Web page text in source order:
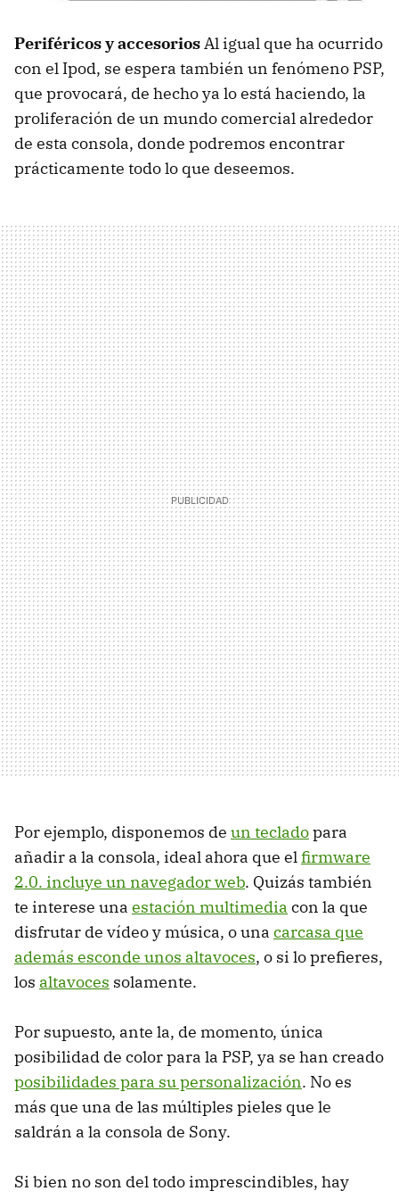
Periféricos y accesoriosAl igual que ha ocurrido
con el Ipod, se espera también un fenómeno PSP,
que provocará, de hecho ya lo está haciendo, la
proliferación de un mundo comercial alrededor
de esta consola, donde podremos encontrar
prácticamente todo lo que deseemos.
Por ejemplo, disponemos de un tecladopara
añadir a la consola, ideal ahora que elfirmware
2.0. incluye un navegador web. Quizás también
te interese una estación multimedia con la que
disfrutar de vídeo y música, o una carcasa que
además esconde unos altavoces, o si lo prefieres,
los altavoces solamente.
Por supuesto, ante la, de momento, única
posibilidad de color para la PSP, ya se han creado
posibilidades para su personalización. No es
más que una de las múltiples pieles que le
saldrán a la consola de Sony.
Si bien no son del todo imprescindibles, hay